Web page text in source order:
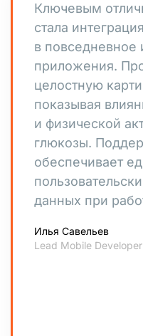
Ключевым
стала
в повседневное
приложения.
целостную
показывая
и физической
глюкозы.
обеспечивает
данных при
Илья Савельев
Lead Mobile Developer